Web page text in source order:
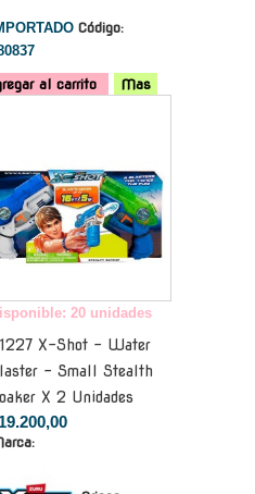
Código:
al carrito
Mas
20 unidades
X-Shot - Water
- Small Stealth
X 2 Unidades